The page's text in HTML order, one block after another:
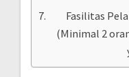
Fasilitas
(Minimal 2